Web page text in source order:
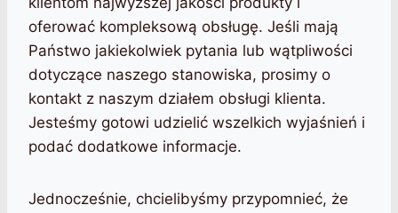
oferować kompleksową obsługę. Jeśli mają
Państwo jakiekolwiek pytania lub wątpliwości
dotyczące naszego stanowiska, prosimy o
kontakt z naszym działem obsługi klienta.
Jesteśmy gotowi udzielić wszelkich wyjaśnień i
podać dodatkowe informacje.
Jednocześnie, chcielibyśmy przypomnieć, że